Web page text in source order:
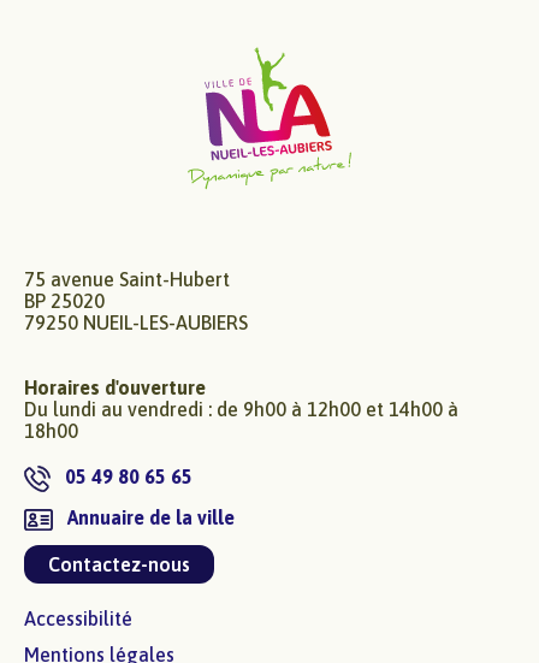
75 avenue Saint-Hubert
BP 25020
79250 NUEIL-LES-AUBIERS
Horaires d'ouverture
Du lundi au vendredi : de 9h00 à 12h00 et 14h00 à
18h00
05 49 80 65 65
Annuaire de la ville
Contactez-nous
Accessibilité
Mentions légales